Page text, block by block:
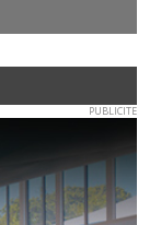
PUBLICITE